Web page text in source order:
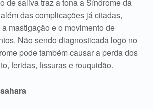
de saliva traz a tona a Síndrome da
das complicações já citadas,
mastigação e o movimento de
Não sendo diagnosticada logo no
pode também causar a perda dos
feridas, fissuras e rouquidão.